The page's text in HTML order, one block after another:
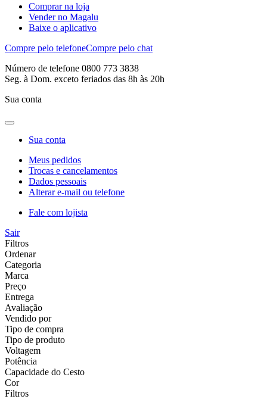
Comprar na loja
Vender no Magalu
Baixe o aplicativo
Compre pelo telefoneCompre pelo chat
Número de telefone 0800 773 3838
Seg. à Dom. exceto feriados das 8h às 20h
Sua conta
Sua conta
Meus pedidos
Trocas e cancelamentos
Dados pessoais
Alterar e-mail ou telefone
Fale com lojista
Sair
Filtros
Ordenar
Categoria
Marca
Preço
Entrega
Avaliação
Vendido por
Tipo de compra
Tipo de produto
Voltagem
Potência
Capacidade do Cesto
Cor
Filtros